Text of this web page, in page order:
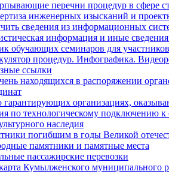
перечни процедур в сфере
инженерных изысканий и
сведения из информационных
информация и иные сведения
обучающих семинаров для
процедур. Инфографика.
ссылки
находящихся в распоряжении
гарантирующих организациях,
по технологическому подключению к
наследия
погибшим в годы Великой
памятники и памятные места
пассажирские перевозки
Кумылженского муниципального